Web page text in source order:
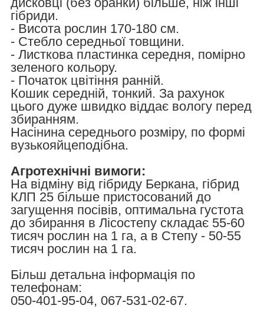
гібриди.
- Висота рослин 170-180 см.
- Стебло середньої товщини.
- Листкова пластинка середня, помірно
зеленого кольору.
- Початок цвітіння ранній.
Кошик середній, тонкий. За рахунок
цього дуже швидко віддає вологу перед
збиранням.
Насінина середнього розміру, по формі
вузькояйцеподібна.
Агротехнічні вимоги:
На відміну від гібриду Беркана, гібрид
КЛП 25 більше пристосований до
загущення посівів, оптимальна густота
до збирання в Лісостепу складає 55-60
тисяч рослин на 1 га, а в Степу - 50-55
тисяч рослин на 1 га.
Більш детальна інформація по
телефонам:
050-401-95-04, 067-531-02-67.